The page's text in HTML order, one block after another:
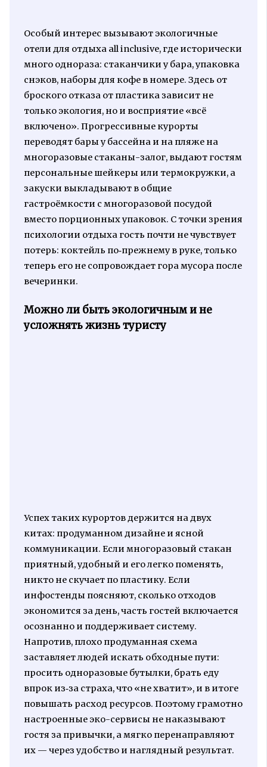
Особый интерес вызывают экологичные
отели для отдыха all inclusive, где исторически
много однораза: стаканчики у бара, упаковка
снэков, наборы для кофе в номере. Здесь от
броского отказа от пластика зависит не
только экология, но и восприятие «всё
включено». Прогрессивные курорты
переводят бары у бассейна и на пляже на
многоразовые стаканы-залог, выдают гостям
персональные шейкеры или термокружки, а
закуски выкладывают в общие
гастроёмкости с многоразовой посудой
вместо порционных упаковок. С точки зрения
психологии отдыха гость почти не чувствует
потерь: коктейль по‑прежнему в руке, только
теперь его не сопровождает гора мусора после
вечеринки.
Можно ли быть экологичным и не
усложнять жизнь туристу
Успех таких курортов держится на двух
китах: продуманном дизайне и ясной
коммуникации. Если многоразовый стакан
приятный, удобный и его легко поменять,
никто не скучает по пластику. Если
инфостенды поясняют, сколько отходов
экономится за день, часть гостей включается
осознанно и поддерживает систему.
Напротив, плохо продуманная схема
заставляет людей искать обходные пути:
просить одноразовые бутылки, брать еду
впрок из‑за страха, что «не хватит», и в итоге
повышать расход ресурсов. Поэтому грамотно
настроенные эко-сервисы не наказывают
гостя за привычки, а мягко перенаправляют
их — через удобство и наглядный результат.